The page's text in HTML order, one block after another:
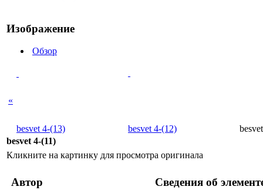
Изображение
Обзор
«
besvet 4-(13) besvet 4-(12)
besvet 4-(11)
Кликните на картинку для просмотра оригинала
Автор Сведения об